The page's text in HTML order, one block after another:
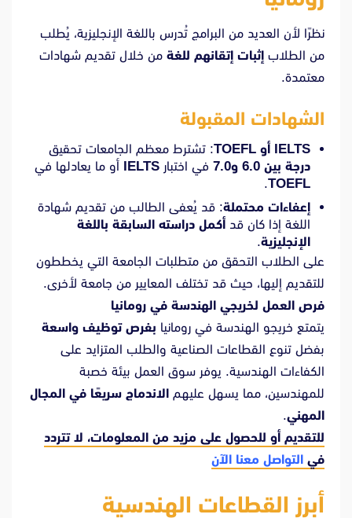
نظرًا لأن العديد من البرامج تُدرس باللغة الإنجليزية، يُطلب
من الطلاب إثبات إتقانهم للغة من خلال تقديم شهادات
معتمدة.
الشهادات المقبولة
IELTS أو TOEFL
: تشترط معظم الجامعات تحقيق
درجة بين 6.0 و7.0
في اختبار IELTS أو ما يعادلها في
TOEFL
.
إعفاءات محتملة: قد يُعفى الطالب من تقديم شهادة
اللغة إذا كان قد أكمل دراسته السابقة باللغة
الإنجليزية.
على الطلاب التحقق من متطلبات الجامعة التي يخططون
للتقديم إليها، حيث قد تختلف المعايير من جامعة لأخرى.
فرص العمل لخريجي الهندسة في رومانيا
يتمتع خريجو الهندسة في رومانيا بفرص توظيف واسعة
بفضل تنوع القطاعات الصناعية والطلب المتزايد على
الكفاءات الهندسية. يوفر سوق العمل بيئة خصبة
للمهندسين، مما يسهل عليهم الاندماج سريعًا في المجال
المهني.
للتقديم أو للحصول على مزيد من المعلومات، لا تتردد
في التواصل معنا الآن
أبرز القطاعات الهندسية